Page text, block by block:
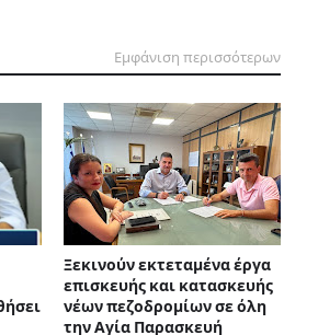
Εμφάνιση περισσότερων
Ξεκινούν εκτεταμένα έργα
επισκευής και κατασκευής
νέων πεζοδρομίων σε όλη
την Αγία Παρασκευή